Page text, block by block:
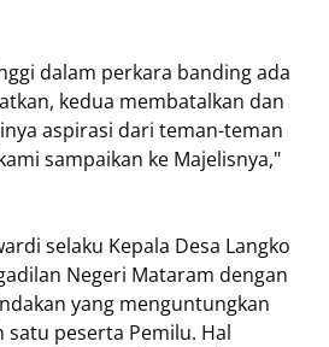
dalam perkara banding ada
kedua membatalkan dan
aspirasi dari teman-teman
sampaikan ke Majelisnya,"
selaku Kepala Desa Langko
Negeri Mataram dengan
yang menguntungkan
peserta Pemilu. Hal